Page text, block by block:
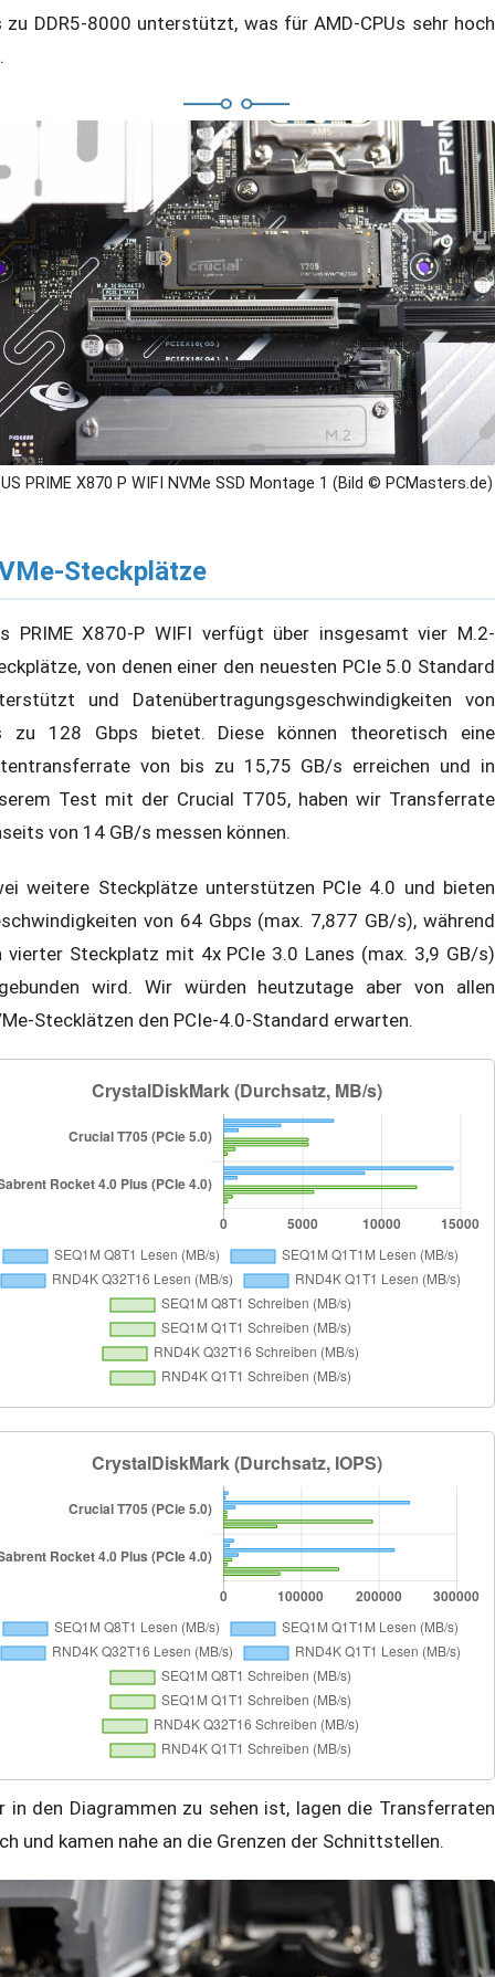
zu DDR5-8000 unterstützt, was für AMD-CPUs sehr hoch
PRIME X870 P WIFI NVMe SSD Montage 1 (Bild © PCMasters.de)
Steckplätze
PRIME X870-P WIFI verfügt über insgesamt vier M.2-
von denen einer den neuesten PCIe 5.0 Standard
und Datenübertragungsgeschwindigkeiten von
zu 128 Gbps bietet. Diese können theoretisch eine
von bis zu 15,75 GB/s erreichen und in
Test mit der Crucial T705, haben wir Transferrate
von 14 GB/s messen können.
weitere Steckplätze unterstützen PCIe 4.0 und bieten
von 64 Gbps (max. 7,877 GB/s), während
vierter Steckplatz mit 4x PCIe 3.0 Lanes (max. 3,9 GB/s)
wird. Wir würden heutzutage aber von allen
Stecklätzen den PCIe-4.0-Standard erwarten.
in den Diagrammen zu sehen ist, lagen die Transferraten
und kamen nahe an die Grenzen der Schnittstellen.